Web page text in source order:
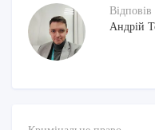
Відповів
Андрій